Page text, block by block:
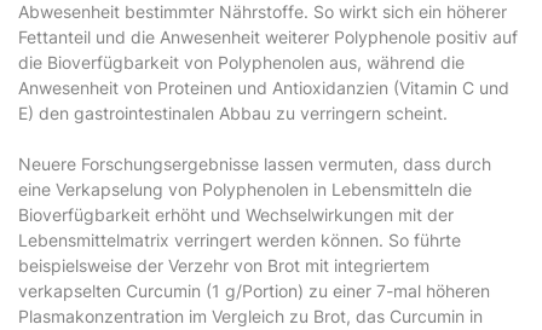
Abwesenheit bestimmter Nährstoffe. So wirkt sich ein höherer
Fettanteil und die Anwesenheit weiterer Polyphenole positiv auf
die Bioverfügbarkeit von Polyphenolen aus, während die
Anwesenheit von Proteinen und Antioxidanzien (Vitamin C und
E) den gastrointestinalen Abbau zu verringern scheint.
Neuere Forschungsergebnisse lassen vermuten, dass durch
eine Verkapselung von Polyphenolen in Lebensmitteln die
Bioverfügbarkeit erhöht und Wechselwirkungen mit der
Lebensmittelmatrix verringert werden können. So führte
beispielsweise der Verzehr von Brot mit integriertem
verkapselten Curcumin (1 g/Portion) zu einer 7-mal höheren
Plasmakonzentration im Vergleich zu Brot, das Curcumin in